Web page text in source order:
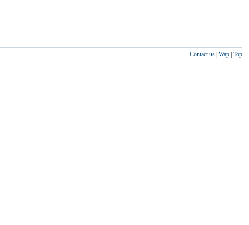
Contact us| Wap| Top